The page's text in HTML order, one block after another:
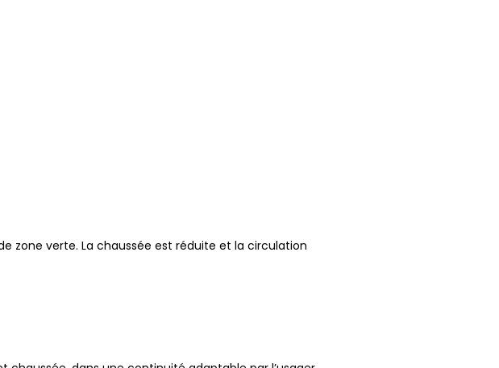
zone verte. La chaussée est réduite et la circulation